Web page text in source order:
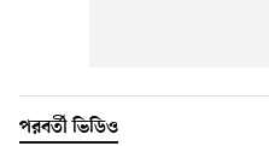
পরবর্তী ভিডিও